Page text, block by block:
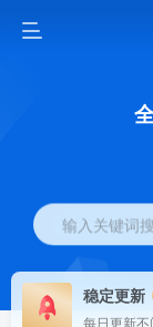
输入关键词
稳定更新
每日更新不